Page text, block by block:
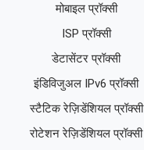
मोबाइल प्रॉक्सी
ISP प्रॉक्सी
डेटासेंटर प्रॉक्सी
इंडिविजुअल IPv6 प्रॉक्सी
स्टैटिक रेज़िडेंशियल प्रॉक्सी
रोटेशन रेज़िडेंशियल प्रॉक्सी